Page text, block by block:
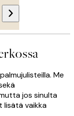
Me
jos sinulta
lisätä vaikka